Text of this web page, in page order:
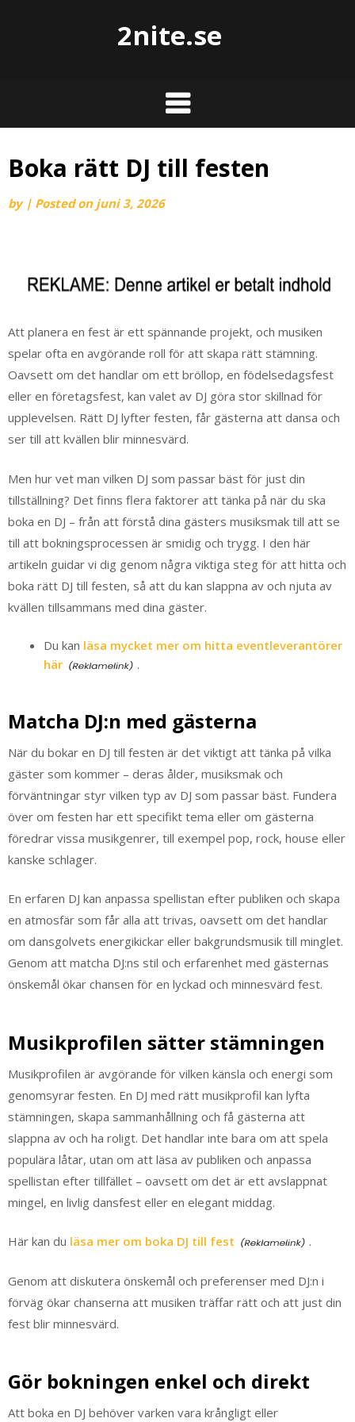
2nite.se
Boka rätt DJ till festen
by | Posted on juni 3, 2026
Att planera en fest är ett spännande projekt, och musiken
spelar ofta en avgörande roll för att skapa rätt stämning.
Oavsett om det handlar om ett bröllop, en födelsedagsfest
eller en företagsfest, kan valet av DJ göra stor skillnad för
upplevelsen. Rätt DJ lyfter festen, får gästerna att dansa och
ser till att kvällen blir minnesvärd.
Men hur vet man vilken DJ som passar bäst för just din
tillställning? Det finns flera faktorer att tänka på när du ska
boka en DJ – från att förstå dina gästers musiksmak till att se
till att bokningsprocessen är smidig och trygg. I den här
artikeln guidar vi dig genom några viktiga steg för att hitta och
boka rätt DJ till festen, så att du kan slappna av och njuta av
kvällen tillsammans med dina gäster.
Du kan läsa mycket mer om hitta eventleverantörer
här
.
Matcha DJ:n med gästerna
När du bokar en DJ till festen är det viktigt att tänka på vilka
gäster som kommer – deras ålder, musiksmak och
förväntningar styr vilken typ av DJ som passar bäst. Fundera
över om festen har ett specifikt tema eller om gästerna
föredrar vissa musikgenrer, till exempel pop, rock, house eller
kanske schlager.
En erfaren DJ kan anpassa spellistan efter publiken och skapa
en atmosfär som får alla att trivas, oavsett om det handlar
om dansgolvets energikickar eller bakgrundsmusik till minglet.
Genom att matcha DJ:ns stil och erfarenhet med gästernas
önskemål ökar chansen för en lyckad och minnesvärd fest.
Musikprofilen sätter stämningen
Musikprofilen är avgörande för vilken känsla och energi som
genomsyrar festen. En DJ med rätt musikprofil kan lyfta
stämningen, skapa sammanhållning och få gästerna att
slappna av och ha roligt. Det handlar inte bara om att spela
populära låtar, utan om att läsa av publiken och anpassa
spellistan efter tillfället – oavsett om det är ett avslappnat
mingel, en livlig dansfest eller en elegant middag.
Här kan du läsa mer om boka DJ till fest .
Genom att diskutera önskemål och preferenser med DJ:n i
förväg ökar chanserna att musiken träffar rätt och att just din
fest blir minnesvärd.
Gör bokningen enkel och direkt
Att boka en DJ behöver varken vara krångligt eller